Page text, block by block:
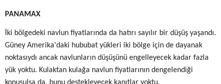
PANAMAX
İki bölgedeki navlun fiyatlarında da hatırı sayılır bir düşüş yaşandı.
Güney Amerika'daki hububat yükleri iki bölge için de dayanak
noktasıydı ancak navlunların düşüşünü engelleyecek kadar fazla
yük yoktu. Kulaktan kulağa navlun fiyatlarının dengelendiği